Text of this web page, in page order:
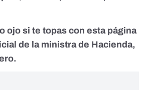
ojo si te topas con esta página
de la ministra de Hacienda,